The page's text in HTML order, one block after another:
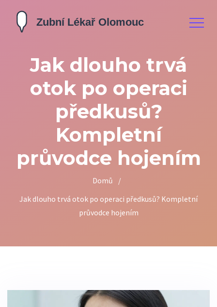
Jak dlouho trvá
otok po operaci
předkusů?
Kompletní
průvodce hojením
Domů
/
Jak dlouho trvá otok po operaci předkusů? Kompletní
průvodce hojením